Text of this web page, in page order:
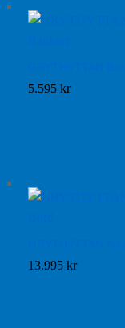
5.595 kr
13.995 kr